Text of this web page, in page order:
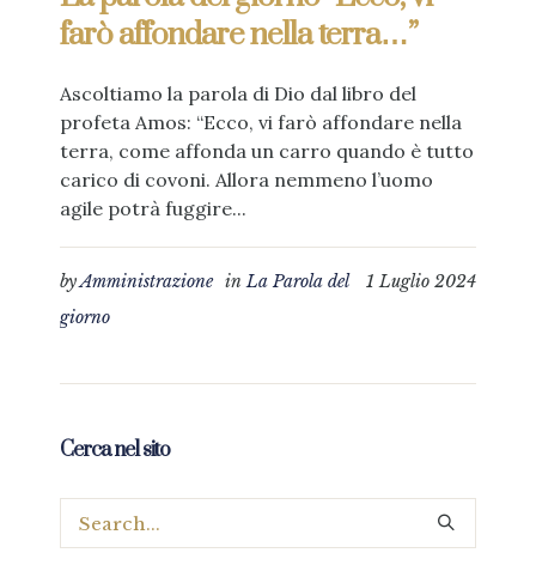
farò affondare nella terra…”
Ascoltiamo la parola di Dio dal libro del
profeta Amos: “Ecco, vi farò affondare nella
terra, come affonda un carro quando è tutto
carico di covoni. Allora nemmeno l’uomo
agile potrà fuggire...
1 Luglio 2024
byAmministrazione inLa Parola del
giorno
Cerca nel sito